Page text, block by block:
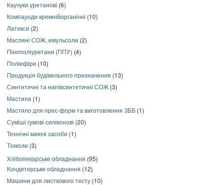
Каучуки уретанові (6)
Компаунди кремнійорганічні (10)
Латекси (2)
Масляні СОЖ, емульсоли (2)
Пінополіуретани (ППУ) (4)
Поліефіри (10)
Продукція будівельного призначення (13)
Синтетичні та напівсинтетичні СОЖ (3)
Мастила (1)
Мастило для прес-форм та виготовлення ЗБВ (1)
Суміші гумові силіконові (20)
Технічні миючі засоби (1)
Тіоколи (3)
Хлібопекарське обладнання (95)
Кондитерське обладнання (12)
Машини для листкового тесту (10)